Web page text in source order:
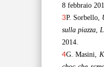
8 febbraio
3P. Sorbello,
sulla piazza,
2014.
4G. Masini,